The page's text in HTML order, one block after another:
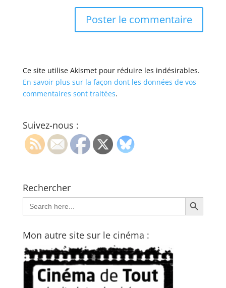
Ce site utilise Akismet pour réduire les indésirables.
En savoir plus sur la façon dont les données de vos
commentaires sont traitées.
Suivez-nous :
Rechercher
Search
for:
Search Button
Mon autre site sur le cinéma :